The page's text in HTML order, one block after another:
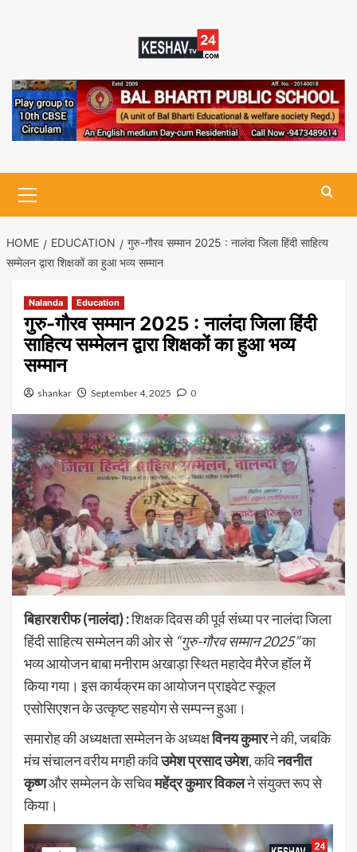
Menu
HOME EDUCATION
गुरु-गौरव सम्मान 2025 : नालंदा जिला हिंदी साहित्य
सम्मेलन द्वारा शिक्षकों का हुआ भव्य सम्मान
Nalanda Education
गुरु-गौरव सम्मान 2025 : नालंदा जिला हिंदी
साहित्य सम्मेलन द्वारा शिक्षकों का हुआ भव्य
सम्मान
shankar September 4, 2025 0
बिहारशरीफ (नालंदा) :शिक्षक दिवस की पूर्व संध्या पर नालंदा जिला
हिंदी साहित्य सम्मेलन की ओर से “गुरु-गौरव सम्मान 2025”का
भव्य आयोजन बाबा मनीराम अखाड़ा स्थित महादेव मैरेज हॉल में
किया गया। इस कार्यक्रम का आयोजन प्राइवेट स्कूल
एसोसिएशन के उत्कृष्ट सहयोग से सम्पन्न हुआ।
समारोह की अध्यक्षता सम्मेलन के अध्यक्षविनय कुमारने की, जबकि
मंच संचालन वरीय मगही कविउमेश प्रसाद उमेश, कविनवनीत
कृष्णऔर सम्मेलन के सचिवमहेंद्र कुमार विकलने संयुक्त रूप से
किया।